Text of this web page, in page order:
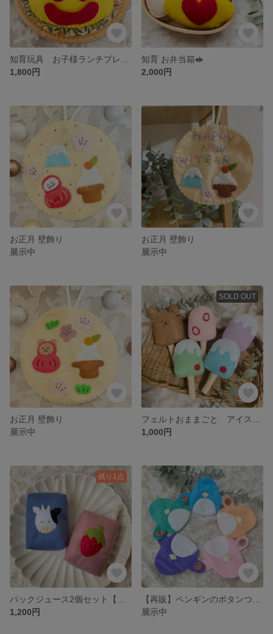
1,800円
知育 お弁当箱🥪
2,000円
お正月 壁飾り
展示中
お正月 壁飾り
展示中
お正月 壁飾り
展示中
SOLD OUT
1,000円
残り1点
1,200円
展示中